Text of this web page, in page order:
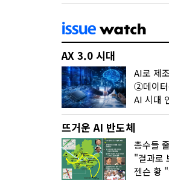
AX 3.0 시대
뜨거운 AI 반도체